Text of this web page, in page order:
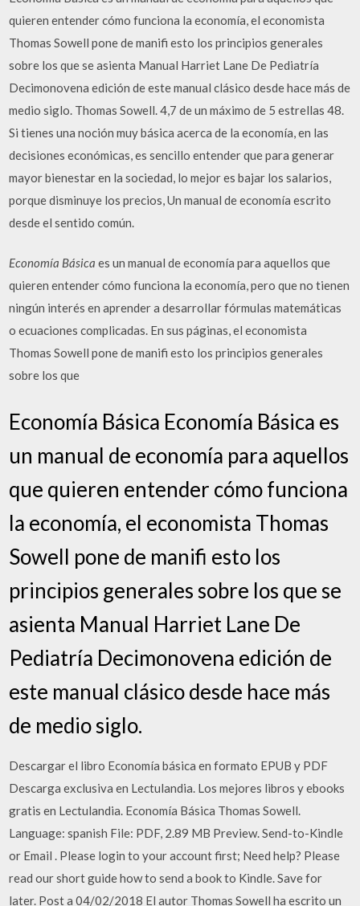
quieren entender cómo funciona la economía, el economista
Thomas Sowell pone de manifi esto los principios generales
sobre los que se asienta Manual Harriet Lane De Pediatría
Decimonovena edición de este manual clásico desde hace más de
medio siglo. Thomas Sowell. 4,7 de un máximo de 5 estrellas 48.
Si tienes una noción muy básica acerca de la economía, en las
decisiones económicas, es sencillo entender que para generar
mayor bienestar en la sociedad, lo mejor es bajar los salarios,
porque disminuye los precios, Un manual de economía escrito
desde el sentido común.
Economía Básica es un manual de economía para aquellos que
quieren entender cómo funciona la economía, pero que no tienen
ningún interés en aprender a desarrollar fórmulas matemáticas
o ecuaciones complicadas. En sus páginas, el economista
Thomas Sowell pone de manifi esto los principios generales
sobre los que
Economía Básica Economía Básica es
un manual de economía para aquellos
que quieren entender cómo funciona
la economía, el economista Thomas
Sowell pone de manifi esto los
principios generales sobre los que se
asienta Manual Harriet Lane De
Pediatría Decimonovena edición de
este manual clásico desde hace más
de medio siglo.
Descargar el libro Economía básica en formato EPUB y PDF
Descarga exclusiva en Lectulandia. Los mejores libros y ebooks
gratis en Lectulandia. Economía Básica Thomas Sowell.
Language: spanish File: PDF, 2.89 MB Preview. Send-to-Kindle
or Email . Please login to your account first; Need help? Please
read our short guide how to send a book to Kindle. Save for
later. Post a 04/02/2018 El autor Thomas Sowell ha escrito un